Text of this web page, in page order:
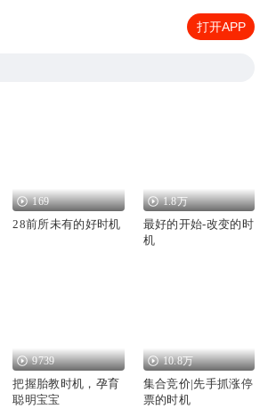
打开APP
169
28前所未有的好时机
1.8万
最好的开始-改变的时
机
9739
把握胎教时机，孕育
聪明宝宝
10.8万
集合竞价|先手抓涨停
票的时机